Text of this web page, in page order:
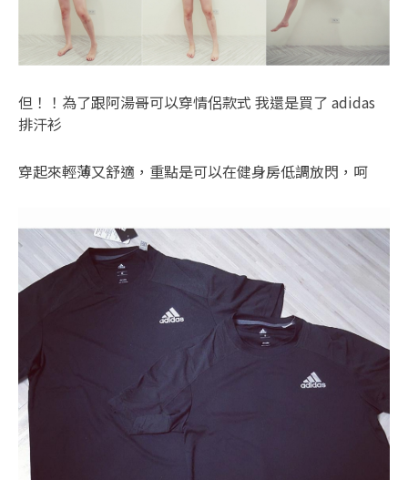
但！！為了跟阿湯哥可以穿情侶款式 我還是買了 adidas
排汗衫
穿起來輕薄又舒適，重點是可以在健身房低調放閃，呵